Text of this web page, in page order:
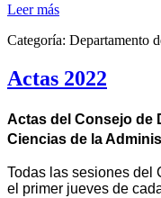
Leer más
Categoría: Departamento
Actas 2022
Actas del Consejo de
Ciencias de la
Todas las sesiones del
el primer jueves de